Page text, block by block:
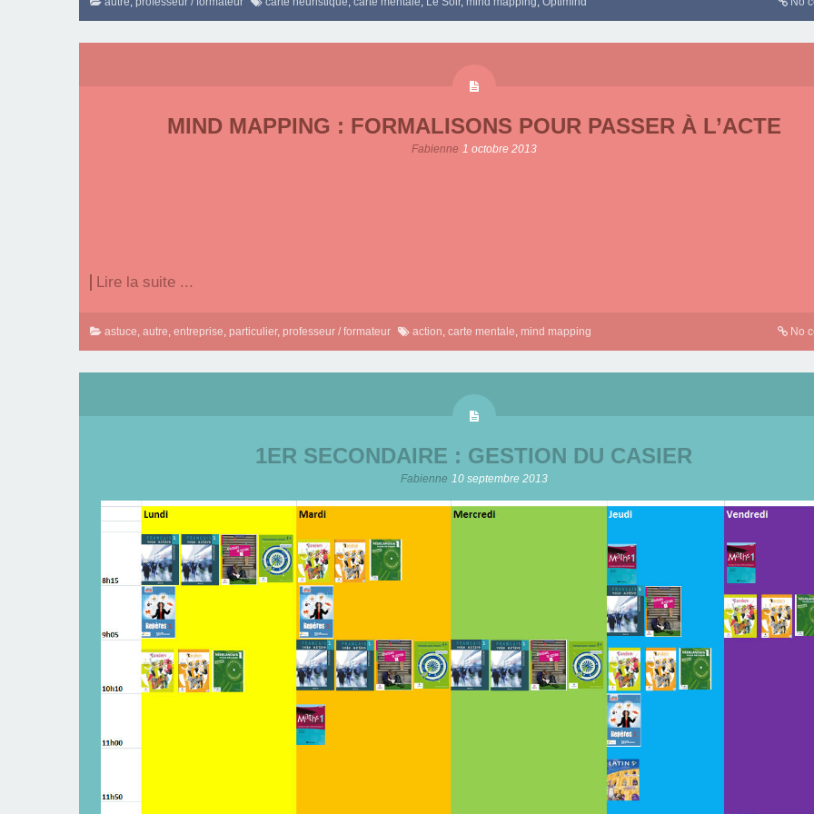
MIND MAPPING : FORMALISONS POUR PASSER À L’ACTE
Fabienne 1 octobre 2013
Lire la suite ...
astuce autre entreprise particulier, professeur / formateur action carte mentale mind mapping No
1ER SECONDAIRE : GESTION DU CASIER
Fabienne 10 septembre 2013